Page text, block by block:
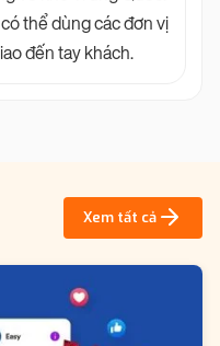
thể dùng các đơn vị
đến tay khách.
Xem tất cả